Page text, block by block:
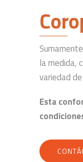
la medida,
variedad
Esta